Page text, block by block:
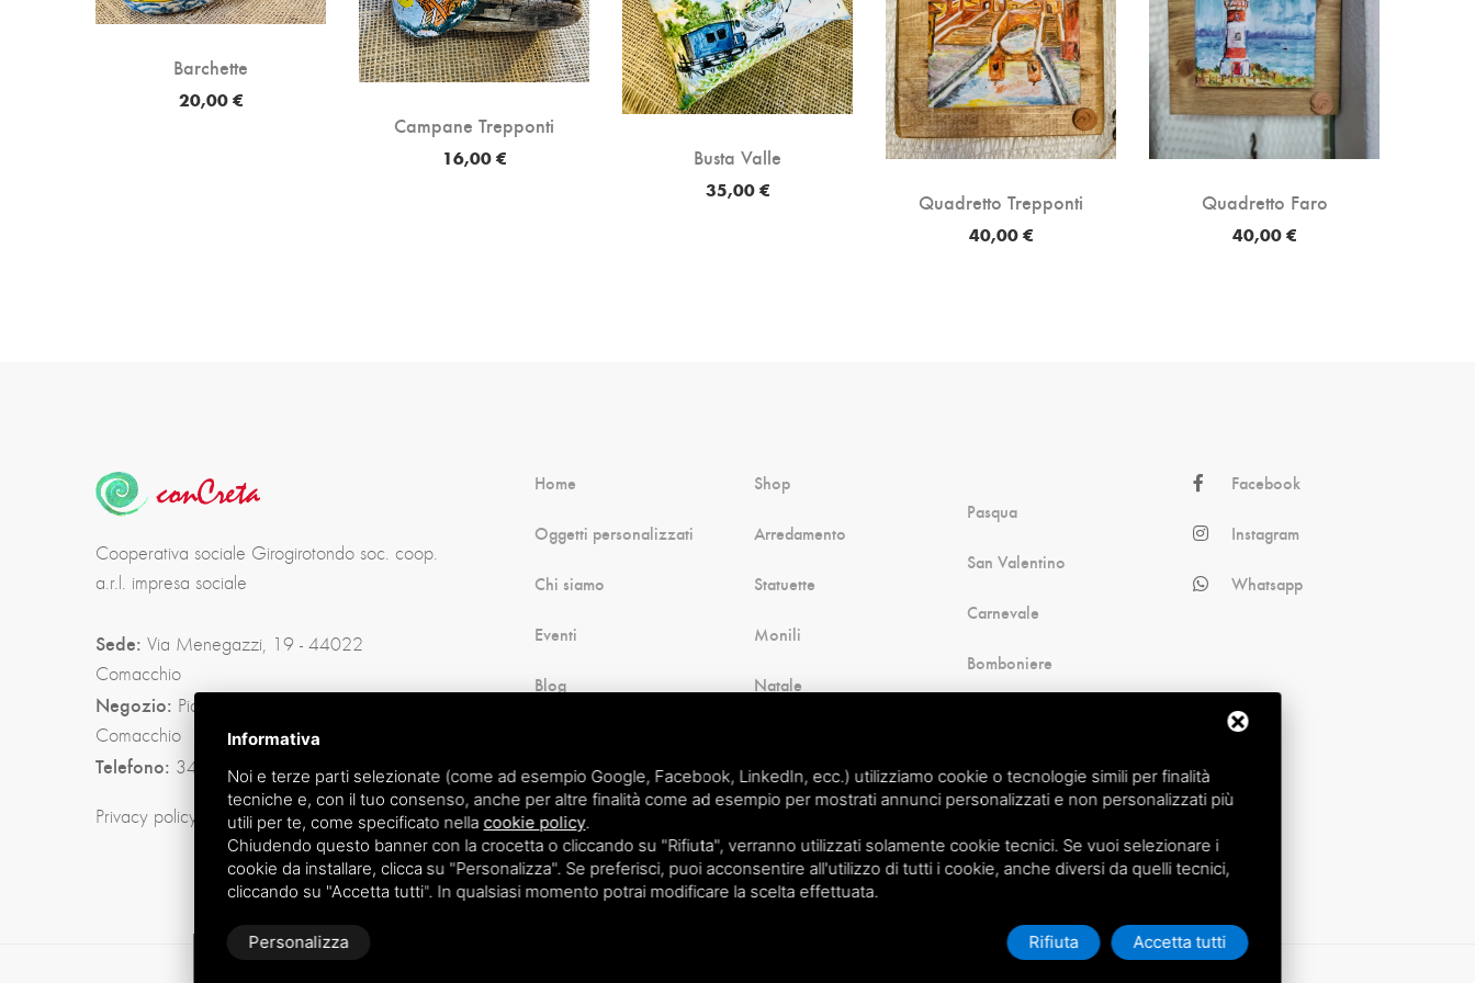
Barchette
20,00 €
Campane Trepponti
16,00 € Busta Valle
35,00 € Quadretto Trepponti
40,00 €
Quadretto Faro
40,00 €
Cooperativa sociale Girogirotondo soc. coop.
a.r.l. impresa sociale
Sede: Via Menegazzi, 19 - 44022
Comacchio
Negozio: Piazza Folegatti, 2 - 44022
Comacchio
Telefono: 345 2692026
Privacy policy Sitemap
Home
Oggetti personalizzati
Chi siamo
Eventi
Blog
Pagamenti
Shop
Arredamento
Statuette
Monili
Natale
Altro ancora
Pasqua
San Valentino
Carnevale
Bomboniere
Facebook
Instagram
Whatsapp
Informativa
Noi e terze parti selezionate (come ad esempio Google, Facebook, LinkedIn, ecc.) utilizziamo cookie o tecnologie simili per finalità
tecniche e, con il tuo consenso, anche per altre finalità come ad esempio per mostrati annunci personalizzati e non personalizzati più
utili per te, come specificato nella cookie policy.
Chiudendo questo banner con la crocetta o cliccando su "Rifiuta", verranno utilizzati solamente cookie tecnici. Se vuoi selezionare i
cookie da installare, clicca su "Personalizza". Se preferisci, puoi acconsentire all'utilizzo di tutti i cookie, anche diversi da quelli tecnici,
cliccando su "Accetta tutti". In qualsiasi momento potrai modificare la scelta effettuata.
Personalizza Rifiuta Accetta tutti